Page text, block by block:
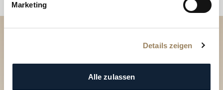
Marketing
Details zeigen
Alle zulassen
Entdecken Sie unsere
Kollektionen in der Boutique